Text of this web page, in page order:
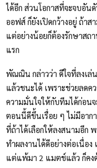
ได้อีก ส่วนโอกาสที่จะจบอัน
ออฟส์ ก็ยังเปิดกว้างอยู่ ถ้า
แต่อย่างน้อยก็ต้องรักษาสถ
แรก
พัณณิน กล่าวว่า ดีใจที่ลงเล่
แล้วชนะได้ เพราะช่วยลด
ความมั่นใจให้กับทีมได้ก่อนจ
ตอนนี้ดีขึ้นเรื่อย ๆ ไม่มีอาก
ที่ถ้าได้เลือกให้ลงสนามอีก
ทำผลงานได้ดีอย่างต่อเนื่อ
แต่แพ้มา 2 แมตช์แล้ว ก็คง